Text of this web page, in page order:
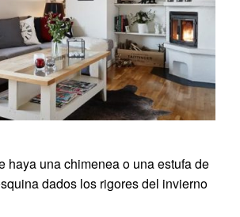
haya una chimenea o una estufa de
dados los rigores del invierno